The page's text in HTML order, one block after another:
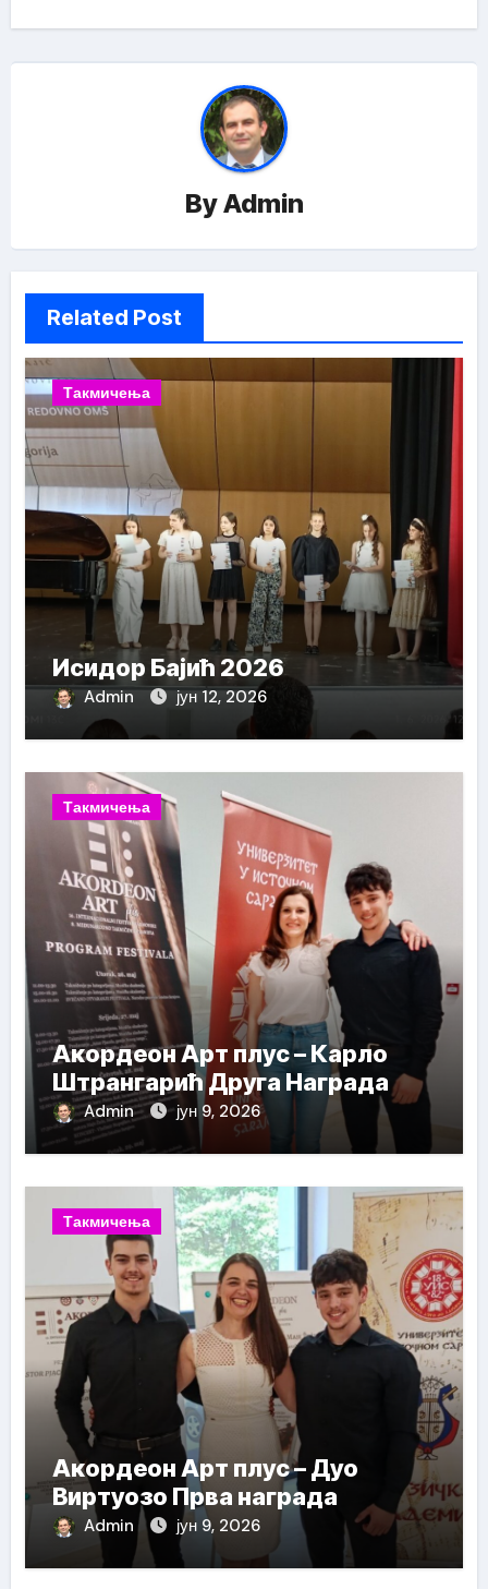
ByAdmin
Related Post
Такмичења
Исидор Бајић 2026
Admin јун 12, 2026
Такмичења
Акордеон Арт плус – Карло
Штрангарић Друга Награда
Admin јун 9, 2026
Такмичења
Акордеон Арт плус – Дуо
Виртуозо Прва награда
Admin јун 9, 2026